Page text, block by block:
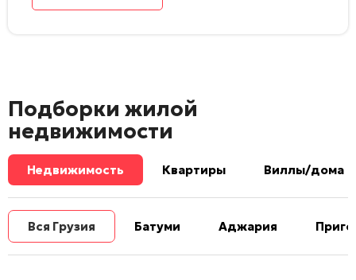
Подборки жилой
недвижимости
Недвижимость Квартиры Виллы/дома
Вся Грузия Батуми Аджария